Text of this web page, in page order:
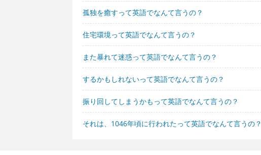
孤独を癒すって英語でなんて言うの？
住宅環境って英語でなんて言うの？
また暴れて迷惑って英語でなんて言うの？
するかもしれないって英語でなんて言うの？
振り回してしまうかもって英語でなんて言うの？
それは、1046年頃に行われたって英語でなんて言うの？